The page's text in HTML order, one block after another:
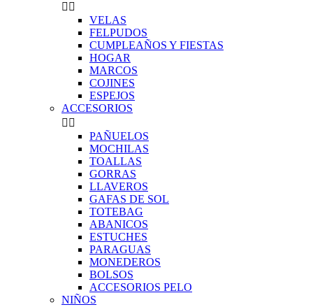
 
VELAS
FELPUDOS
CUMPLEAÑOS Y FIESTAS
HOGAR
MARCOS
COJINES
ESPEJOS
ACCESORIOS
 
PAÑUELOS
MOCHILAS
TOALLAS
GORRAS
LLAVEROS
GAFAS DE SOL
TOTEBAG
ABANICOS
ESTUCHES
PARAGUAS
MONEDEROS
BOLSOS
ACCESORIOS PELO
NIÑOS